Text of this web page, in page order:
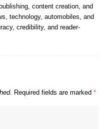
content creation, and
technology, automobiles, and
credibility, and reader-
Required fields are marked *